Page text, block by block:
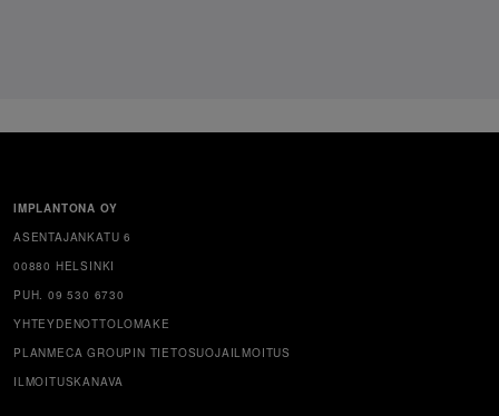
IMPLANTONA OY
ASENTAJANKATU 6
00880 HELSINKI
PUH. 09 530 6730
YHTEYDENOTTOLOMAKE
PLANMECA GROUPIN TIETOSUOJAILMOITUS
ILMOITUSKANAVA